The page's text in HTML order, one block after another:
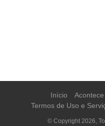
Início Acontece
Termos de Uso e
© Copyright 2026,